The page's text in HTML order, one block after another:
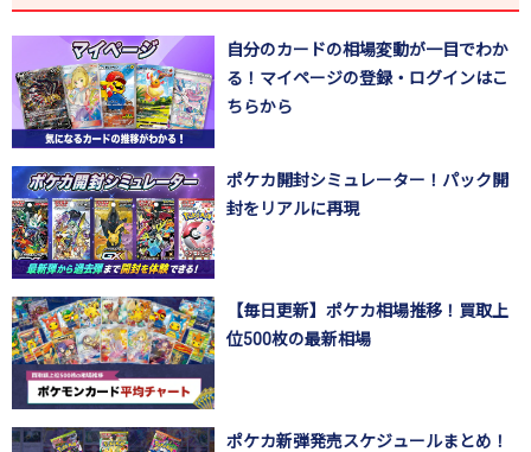
自分のカードの相場変動が一目でわか
る！マイページの登録・ログインはこ
ちらから
ポケカ開封シミュレーター！パック開
封をリアルに再現
【毎日更新】ポケカ相場推移！買取上
位500枚の最新相場
ポケカ新弾発売スケジュールまとめ！